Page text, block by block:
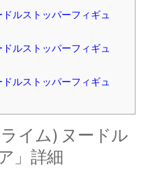
ルストッパーフィギュ
ルストッパーフィギュ
ルストッパーフィギュ
イム) ヌードル
」詳細